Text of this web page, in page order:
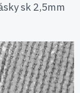
sk 2,5mm